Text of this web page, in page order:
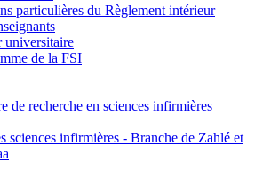
particulières du Règlement intérieur
universitaire
de la FSI
de recherche en sciences infirmières
sciences infirmières - Branche de Zahlé et